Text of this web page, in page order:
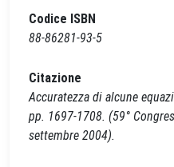
Codice ISBN
88-86281-93-5
Citazione
Accuratezza di alcune
pp. 1697-1708. (59°
settembre 2004).